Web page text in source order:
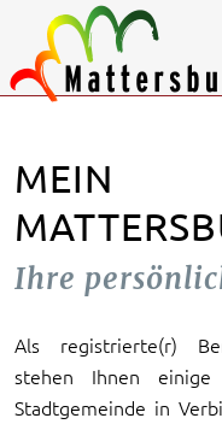
MEIN
Ihre
Als registrierte(r)
stehen Ihnen
Stadtgemeinde in